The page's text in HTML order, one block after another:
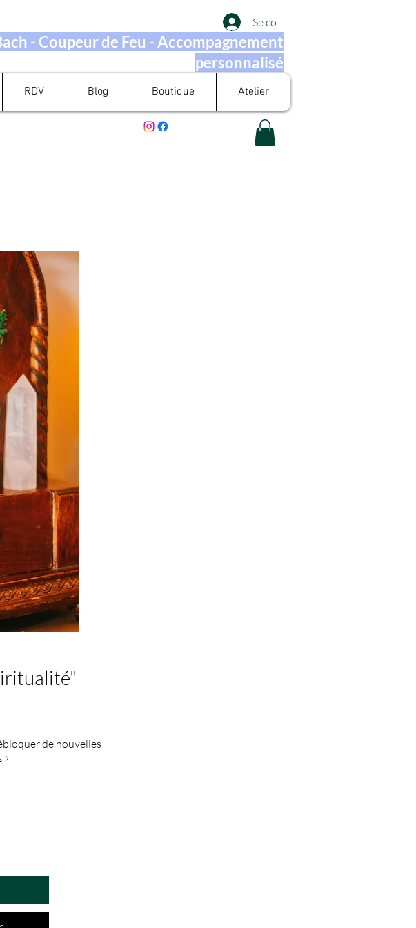
Se connecter
- Coupeur de Feu - Accompagnement
personnalisé
RDV Blog Boutique Atelier
de nouvelles
?
toi à un niveau
une gamme de
les Fleurs de Bach, la